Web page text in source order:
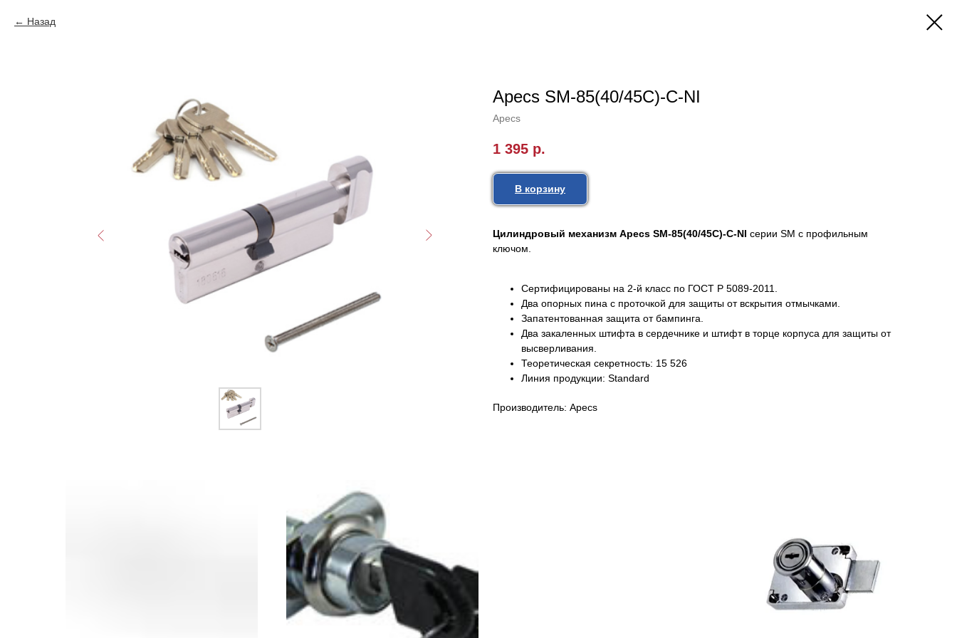
Назад
Apecs SM-85(40/45C)-C-NI
Apecs
1 395 р.
В корзину
Цилиндровый механизм Apecs SM-85(40/45C)-C-NI серии SM с профильным
ключом.
Сертифицированы на 2-й класс по ГОСТ Р 5089-2011.
Два опорных пина с проточкой для защиты от вскрытия отмычками.
Запатентованная защита от бампинга.
Два закаленных штифта в сердечнике и штифт в торце корпуса для защиты от
высверливания.
Теоретическая секретность: 15 526
Линия продукции: Standard
Производитель: Apecs